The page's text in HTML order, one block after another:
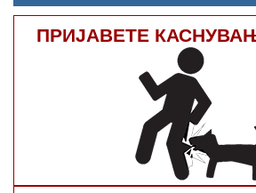
ПРИЈАВЕТЕ